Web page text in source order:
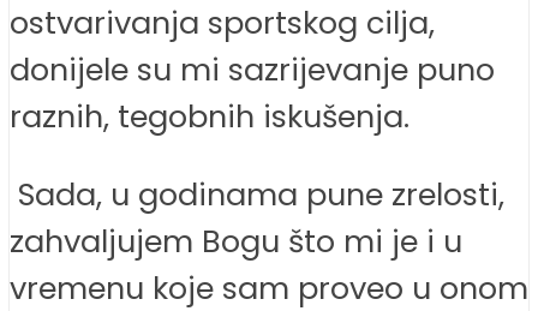
ostvarivanja sportskog cilja,
donijele su mi sazrijevanje puno
raznih, tegobnih iskušenja.
Sada, u godinama pune zrelosti,
zahvaljujem Bogu što mi je i u
vremenu koje sam proveo u onom